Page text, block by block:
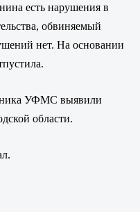
есть нарушения в
обвиняемый
нет. На основании
УФМС выявили
области.